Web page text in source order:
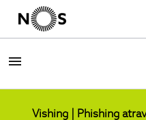
Vishing | Phishing